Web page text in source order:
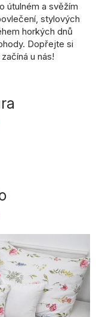
útulném a svěžím
stylových
horkých dnů
Dopřejte si
u nás!